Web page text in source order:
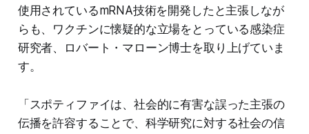
使用されているmRNA技術を開発したと主張しなが
らも、ワクチンに懐疑的な立場をとっている感染症
研究者、ロバート・マローン博士を取り上げていま
す。
「スポティファイは、社会的に有害な誤った主張の
伝播を許容することで、科学研究に対する社会の信